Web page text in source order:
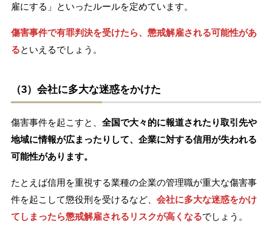
雇にする」といったルールを定めています。
傷害事件で有罪判決を受けたら、懲戒解雇される可能性があ
るといえるでしょう。
（3）会社に多大な迷惑をかけた
傷害事件を起こすと、 全国で大々的に報道されたり取引先や
地域に情報が広まったりして、企業に対する信用が失われる
可能性があります。
たとえば信用を重視する業種の企業の管理職が重大な傷害事
件を起こして懲役刑を受けるなど、 会社に多大な迷惑をかけ
てしまったら懲戒解雇されるリスクが高くなるでしょう。